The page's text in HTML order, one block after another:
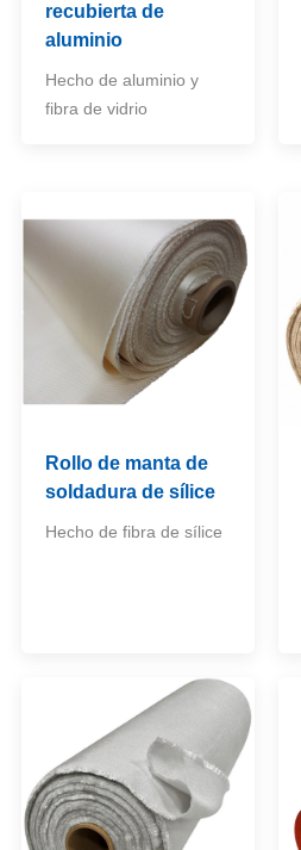
recubierta de
aluminio
Hecho de aluminio y
fibra de vidrio
Rollo de manta de
soldadura de sílice
Hecho de fibra de sílice